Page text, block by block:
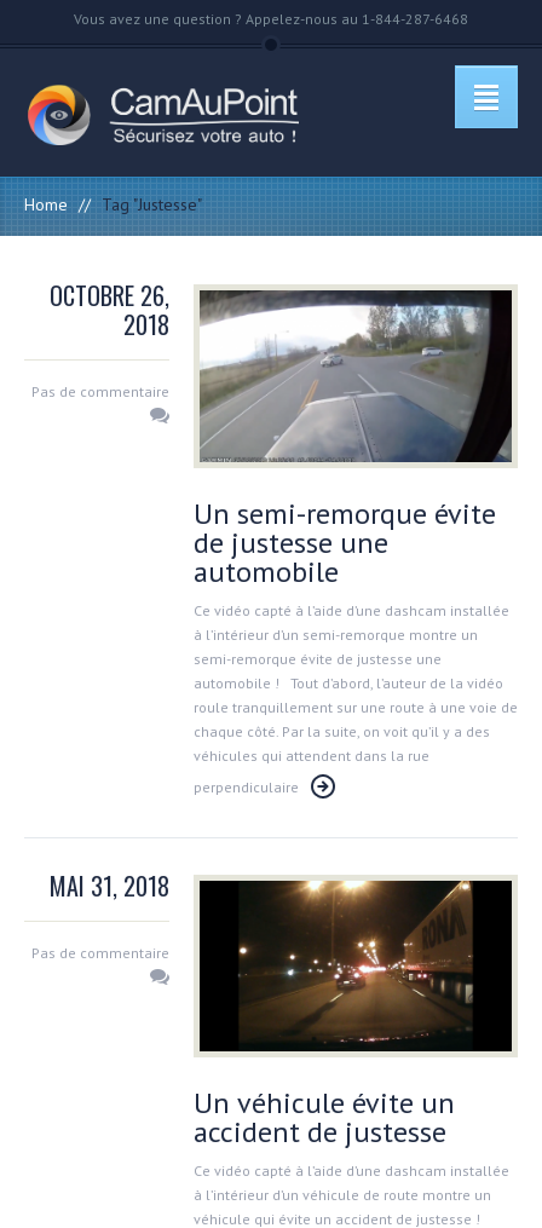
Vous avez une question ? Appelez-nous au 1-844-287-6468
Home // Tag "Justesse"
OCTOBRE 26,
2018
Pas de commentaire
Un semi-remorque évite
de justesse une
automobile
Ce vidéo capté à l’aide d’une dashcam installée
à l’intérieur d’un semi-remorque montre un
semi-remorque évite de justesse une
automobile ! Tout d’abord, l’auteur de la vidéo
roule tranquillement sur une route à une voie de
chaque côté. Par la suite, on voit qu’il y a des
véhicules qui attendent dans la rue
perpendiculaire
MAI 31, 2018
Pas de commentaire
Un véhicule évite un
accident de justesse
Ce vidéo capté à l’aide d’une dashcam installée
à l’intérieur d’un véhicule de route montre un
véhicule qui évite un accident de justesse !